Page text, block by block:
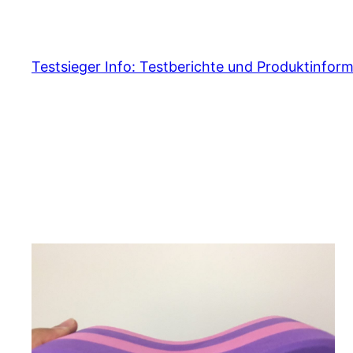
content
Testsieger Info: Testberichte und